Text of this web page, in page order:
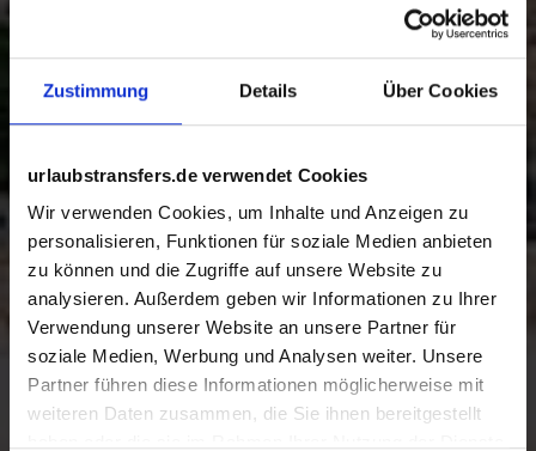
Zustimmung Details Über Cookies
urlaubstransfers.de verwendet Cookies
Wir verwenden Cookies, um Inhalte und Anzeigen zu
personalisieren, Funktionen für soziale Medien anbieten
zu können und die Zugriffe auf unsere Website zu
analysieren. Außerdem geben wir Informationen zu Ihrer
Verwendung unserer Website an unsere Partner für
soziale Medien, Werbung und Analysen weiter. Unsere
Partner führen diese Informationen möglicherweise mit
weiteren Daten zusammen, die Sie ihnen bereitgestellt